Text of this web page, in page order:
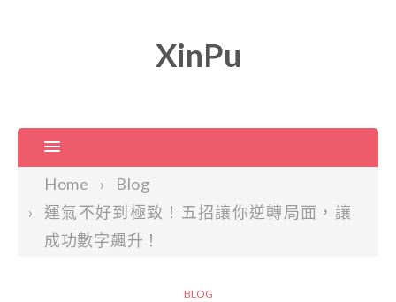
XinPu
Home
Blog
運氣不好到極致！五招讓你逆轉局面，讓
成功數字飆升！
BLOG